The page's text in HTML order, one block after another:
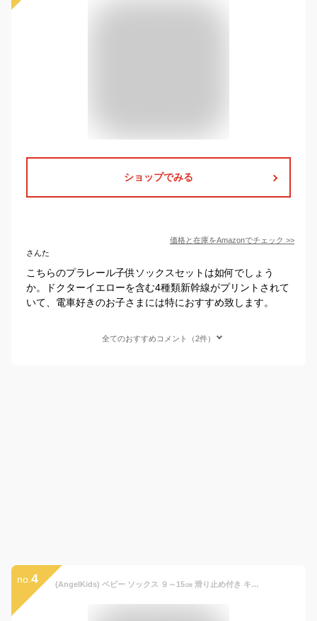
ショップでみる
価格と在庫をAmazonでチェック >>
さんた
こちらのプラレール子供ソックスセットは如何でしょう
か。ドクターイエローを含む4種類新幹線がプリントされて
いて、電車好きのお子さまには特におすすめ致します。
全てのおすすめコメント（2件）
no. 4 (AngelKids) ベビー ソックス ９～15㎝ 滑り止め付き キッズ 靴下 子供 かわいい 園児 児童 (のりもの)